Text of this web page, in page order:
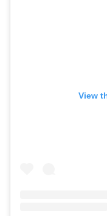
View